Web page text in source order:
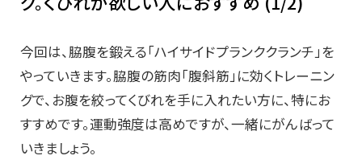
今回は、脇腹を鍛える「ハイサイドプランククランチ」を
やっていきます。脇腹の筋肉「腹斜筋」に効くトレーニン
グで、お腹を絞ってくびれを手に入れたい方に、特にお
すすめです。運動強度は高めですが、一緒にがんばって
いきましょう。